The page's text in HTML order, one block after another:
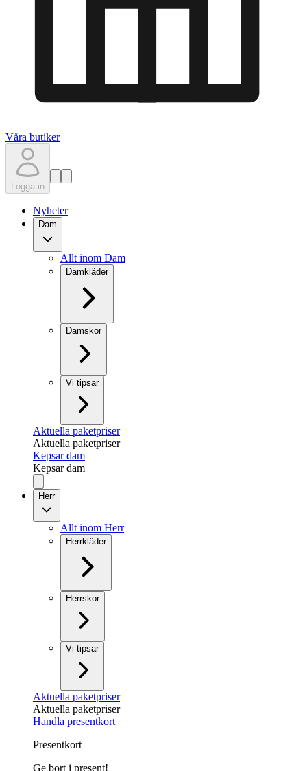
Våra butiker
Logga in
Nyheter
Dam
Allt inom Dam
Damkläder
Damskor
Vi tipsar
Aktuella paketpriser
Aktuella paketpriser
Kepsar dam
Kepsar dam
Herr
Allt inom Herr
Herrkläder
Herrskor
Vi tipsar
Aktuella paketpriser
Aktuella paketpriser
Handla presentkort
Presentkort
Ge bort i present!